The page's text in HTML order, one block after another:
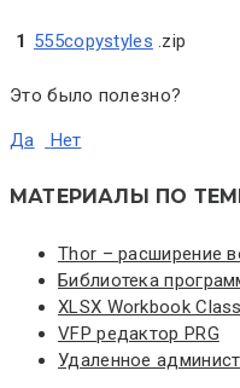
1 555copystyles .zip
Это было полезно?
Да Нет
МАТЕРИАЛЫ ПО
Thor – расширение
Библиотека
XLSX Workbook Class
VFP редактор PRG
Удаленное